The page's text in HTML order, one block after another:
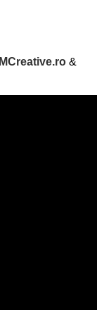
MCreative.ro &